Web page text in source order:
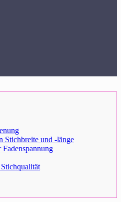
Stichbreite und -länge